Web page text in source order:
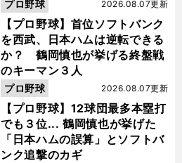
【プロ野球】首位ソフトバンク
を西武、日本ハムは逆転できる
か？ 鶴岡慎也が挙げる終盤戦
のキーマン３人
2026.08.07更新
プロ野球
【プロ野球】12球団最多本塁打
でも３位... 鶴岡慎也が挙げた
「日本ハムの誤算」とソフトバ
ンク追撃のカギ
2026.08.07更新
プロ野球